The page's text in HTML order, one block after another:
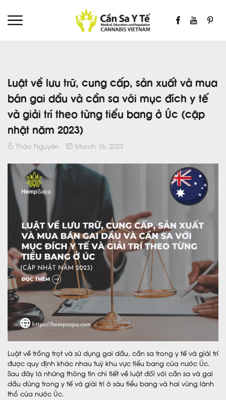
Luật về lưu trữ, cung cấp, sản xuất và mua
bán gai dầu và cần sa với mục đích y tế
và giải trí theo từng tiểu bang ở Úc (cập
nhật năm 2023)
Thảo Nguyên March 16, 2023
Luật về trồng trọt và sử dụng gai dầu, cần sa trong y tế và giải trí
được quy định khác nhau tuỳ khu vực tiểu bang của nước Úc.
Sau đây là những thông tin chi tiết về luật đối với cần sa và gai
dầu dùng trong y tế và giải trí ở sáu tiểu bang và hai vùng lãnh
thổ của nước Úc.